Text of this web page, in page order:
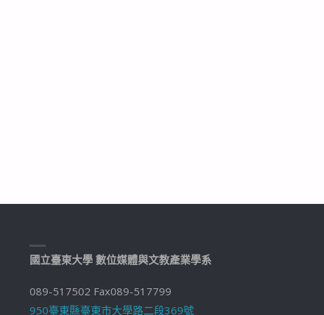
國立臺東大學 數位媒體與文教產業學系
089-517502 Fax089-517799
950臺東縣臺東市大學路二段369號